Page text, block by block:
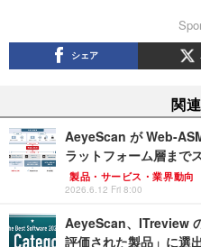
シェア
関
AeyeScan が Web-
ラットフォーム層まで
製品・サービス・業界動向
2026.6.12 Fri 8:00
AeyeScan、ITreview
評価された製品」に選